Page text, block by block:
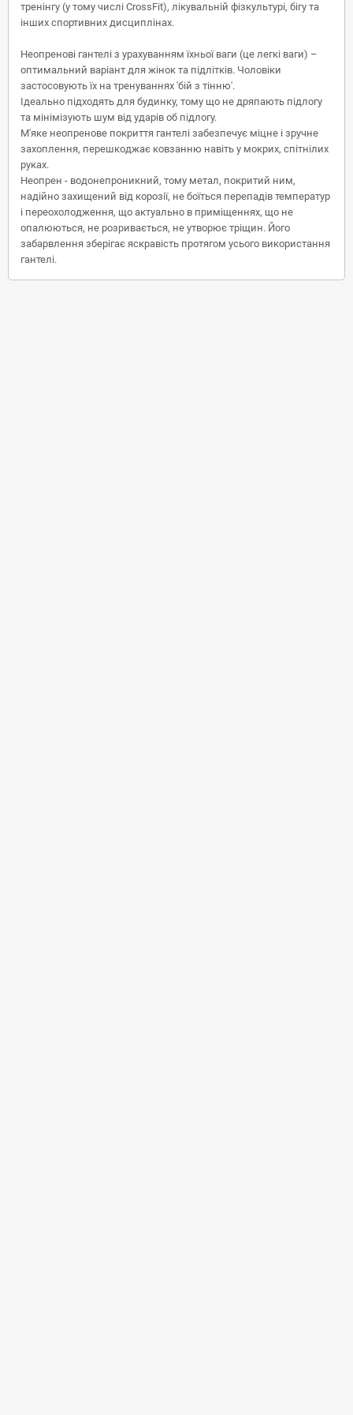
тренінгу (у тому числі CrossFit), лікувальній фізкультурі, бігу та
інших спортивних дисциплінах.
Неопренові гантелі з урахуванням їхньої ваги (це легкі ваги) –
оптимальний варіант для жінок та підлітків. Чоловіки
застосовують їх на тренуваннях 'бій з тінню'.
Ідеально підходять для будинку, тому що не дряпають підлогу
та мінімізують шум від ударів об підлогу.
М'яке неопренове покриття гантелі забезпечує міцне і зручне
захоплення, перешкоджає ковзанню навіть у мокрих, спітнілих
руках.
Неопрен - водонепроникний, тому метал, покритий ним,
надійно захищений від корозії, не боїться перепадів температур
і переохолодження, що актуально в приміщеннях, що не
опалюються, не розривається, не утворює тріщин. Його
забарвлення зберігає яскравість протягом усього використання
гантелі.